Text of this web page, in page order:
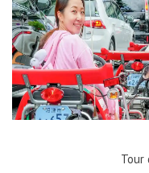
Tour